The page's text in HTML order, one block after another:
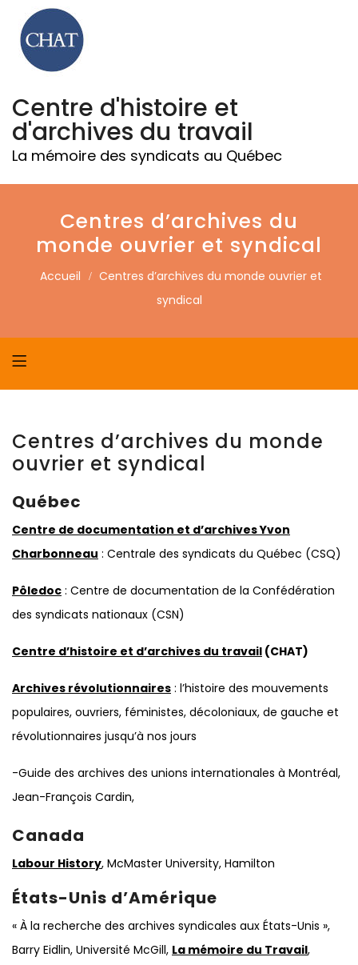
Centre d'histoire et
d'archives du travail
La mémoire des syndicats au Québec
Centres d’archives du
monde ouvrier et syndical
Accueil
Centres d’archives du monde ouvrier et
syndical
Centres d’archives du monde
ouvrier et syndical
Québec
Centre de documentation et d’archives Yvon
Charbonneau : Centrale des syndicats du Québec (CSQ)
Pôledoc : Centre de documentation de la Confédération
des syndicats nationaux (CSN)
Centre d’histoire et d’archives du travail (CHAT)
Archives révolutionnaires : l’histoire des mouvements
populaires, ouvriers, féministes, décoloniaux, de gauche et
révolutionnaires jusqu’à nos jours
-Guide des archives des unions internationales à Montréal,
Jean-François Cardin,
Canada
Labour History, McMaster University, Hamilton
États-Unis d’Amérique
« À la recherche des archives syndicales aux États-Unis »,
Barry Eidlin, Université McGill, La mémoire du Travail,